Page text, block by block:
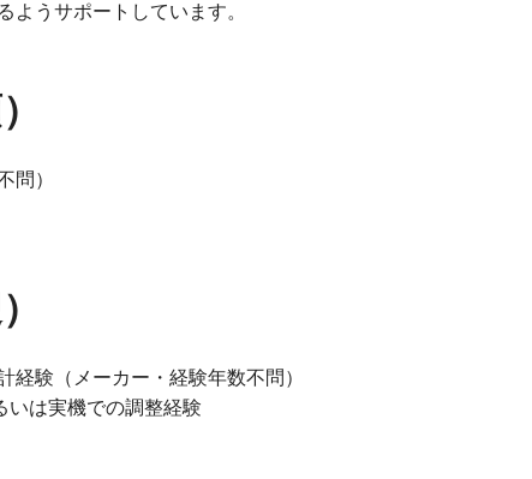
ようサポートしています。
問）
経験（メーカー・経験年数不問）
いは実機での調整経験